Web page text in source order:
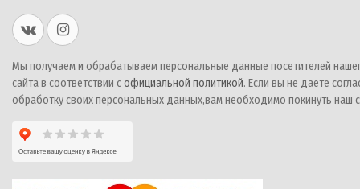
Мы получаем и обрабатываем персональные данные посетителей
сайта в соответствии софициальной политикой. Если вы не даете
обработку своих персональных данных,вам необходимо покинуть наш